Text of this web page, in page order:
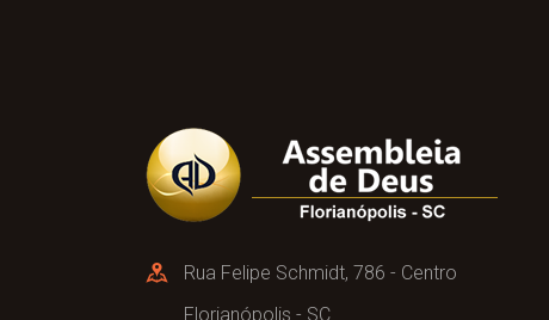
Rua Felipe Schmidt, 786 - Centro
Florianópolis - SC